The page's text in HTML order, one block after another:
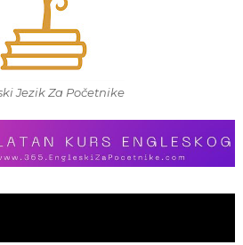
Jezik Za Početnike